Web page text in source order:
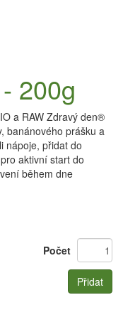
200g
a RAW Zdravý den®
banánového prášku a
nápoje, přidat do
aktivní start do
během dne
Počet
Přidat